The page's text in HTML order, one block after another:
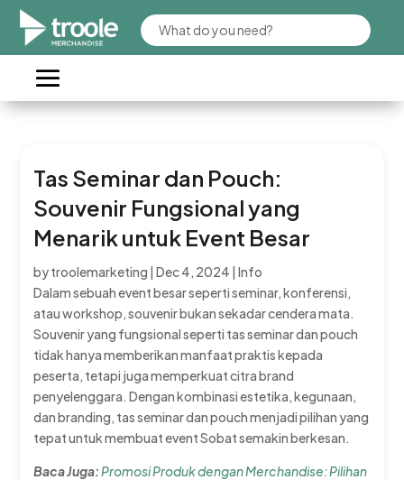
Tas Seminar dan Pouch:
Souvenir Fungsional yang
Menarik untuk Event Besar
bytroolemarketing |Dec 4, 2024 |Info
Dalam sebuah event besar seperti seminar, konferensi,
atau workshop, souvenir bukan sekadar cendera mata.
Souvenir yang fungsional seperti tas seminar dan pouch
tidak hanya memberikan manfaat praktis kepada
peserta, tetapi juga memperkuat citra brand
penyelenggara. Dengan kombinasi estetika, kegunaan,
dan branding, tas seminar dan pouch menjadi pilihan yang
tepat untuk membuat event Sobat semakin berkesan.
Baca Juga:Promosi Produk dengan Merchandise: Pilihan